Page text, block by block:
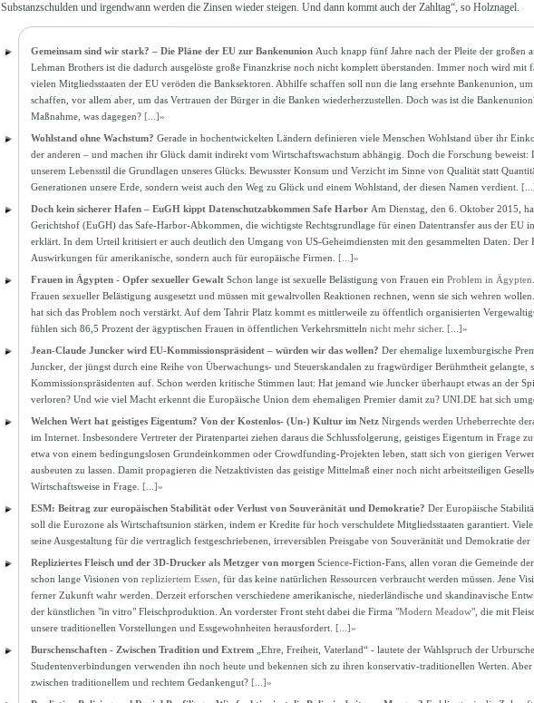
Substanzschulden und irgendwann werden die Zinsen wieder steigen. Und dann kommt auch der Zahltag“, so Holznagel.
Gemeinsam sind wir stark? – Die Pläne der EU zur Bankenunion Auch knapp fünf Jahre nach der Pleite der großen
Lehman Brothers ist die dadurch ausgelöste große Finanzkrise noch nicht komplett überstanden. Immer noch wird mit
vielen Mitgliedsstaaten der EU veröden die Banksektoren. Abhilfe schaffen soll nun die lang ersehnte Bankenunion, um
schaffen, vor allem aber, um das Vertrauen der Bürger in die Banken wiederherzustellen. Doch was ist die
Maßnahme, was dagegen? [...]»
Wohlstand ohne Wachstum? Gerade in hochentwickelten Ländern definieren viele Menschen Wohlstand über ihr
der anderen – und machen ihr Glück damit indirekt vom Wirtschaftswachstum abhängig. Doch die Forschung
unserem Lebensstil die Grundlagen unseres Glücks. Bewusster Konsum und Verzicht im Sinne von Qualität statt
Generationen unsere Erde, sondern weist auch den Weg zu Glück und einem Wohlstand, der diesen Namen verdient.
Doch kein sicherer Hafen – EuGH kippt Datenschutzabkommen Safe Harbor Am Dienstag, den 6. Oktober 2015,
Gerichtshof (EuGH) das Safe-Harbor-Abkommen, die wichtigste Rechtsgrundlage für einen Datentransfer aus der EU
erklärt. In dem Urteil kritisiert er auch deutlich den Umgang von US-Geheimdiensten mit den gesammelten Daten. Der
Auswirkungen für amerikanische, sondern auch für europäische Firmen. [...]»
Frauen in Ägypten - Opfer sexueller Gewalt Schon lange ist sexuelle Belästigung von Frauen ein Problem in Ägypten
Frauen sexueller Belästigung ausgesetzt und müssen mit gewaltvollen Reaktionen rechnen, wenn sie sich wehren
hat sich das Problem noch verstärkt. Auf dem Tahrir Platz kommt es mittlerweile zu öffentlich organisierten
fühlen sich 86,5 Prozent der ägyptischen Frauen in öffentlichen Verkehrsmitteln nicht mehr sicher. [...]»
Jean-Claude Juncker wird EU-Kommissionspräsident – würden wir das wollen? Der ehemalige luxemburgische
Juncker, der jüngst durch eine Reihe von Überwachungs- und Steuerskandalen zu fragwürdiger Berühmtheit gelangte,
Kommissionspräsidenten auf. Schon werden kritische Stimmen laut: Hat jemand wie Juncker überhaupt etwas an der
verloren? Und wie viel Macht erkennt die Europäische Union dem ehemaligen Premier damit zu? UNI.DE hat sich
Welchen Wert hat geistiges Eigentum? Von der Kostenlos- (Un-) Kultur im Netz Nirgends werden Urheberrechte
im Internet. Insbesondere Vertreter der Piratenpartei ziehen daraus die Schlussfolgerung, geistiges Eigentum in Frage
etwa von einem bedingungslosen Grundeinkommen oder Crowdfunding-Projekten leben, statt sich von gierigen
ausbeuten zu lassen. Damit propagieren die Netzaktivisten das geistige Mittelmaß einer noch nicht arbeitsteiligen
Wirtschaftsweise in Frage. [...]»
ESM: Beitrag zur europäischen Stabilität oder Verlust von Souveränität und Demokratie? Der Europäische
soll die Eurozone als Wirtschaftsunion stärken, indem er Kredite für hoch verschuldete Mitgliedsstaaten garantiert.
seine Ausgestaltung für die vertraglich festgeschriebenen, irreversiblen Preisgabe von Souveränität und Demokratie der
Repliziertes Fleisch und der 3D-Drucker als Metzger von morgen Science-Fiction-Fans, allen voran die Gemeinde
schon lange Visionen von repliziertem Essen , für das keine natürlichen Ressourcen verbraucht werden müssen. Jene
ferner Zukunft wahr werden. Derzeit erforschen verschiedene amerikanische, niederländische und skandinavische
der künstlichen "in vitro" Fleischproduktion. An vorderster Front steht dabei die Firma "Modern Meadow", die mit
unsere traditionellen Vorstellungen und Essgewohnheiten herausfordert. [...]»
Burschenschaften - Zwischen Tradition und Extrem
„Ehre, Freiheit, Vaterland“ - lautete der Wahlspruch der
Studentenverbindungen verwenden ihn noch heute und bekennen sich zu ihren konservativ-traditionellen Werten.
zwischen traditionellem und rechtem Gedankengut? [...]»